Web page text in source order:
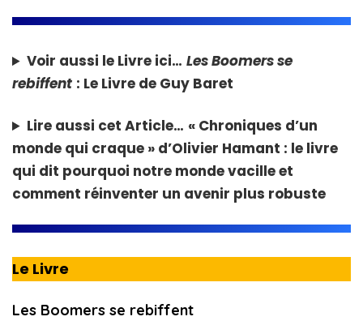
Voir aussi le Livre ici… Les Boomers se
rebiffent : Le Livre de Guy Baret
Lire aussi cet Article… « Chroniques d’un
monde qui craque » d’Olivier Hamant : le livre
qui dit pourquoi notre monde vacille et
comment réinventer un avenir plus robuste
Le Livre
Les Boomers se rebiffent